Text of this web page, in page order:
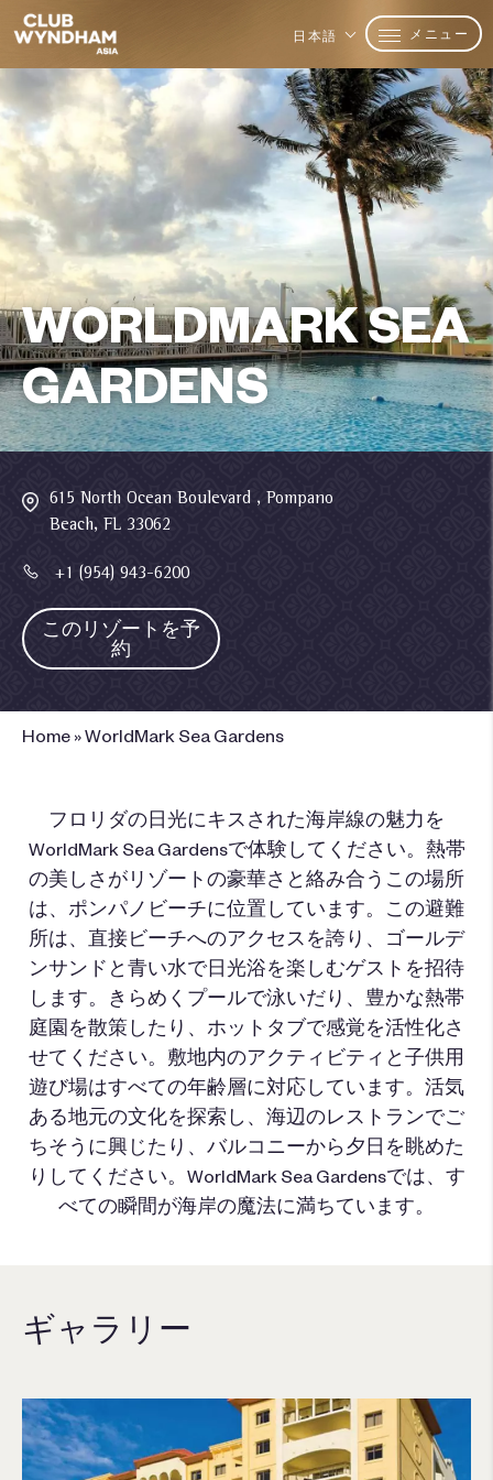
日本語 メニュー
WORLDMARK SEA
GARDENS
615 North Ocean Boulevard , Pompano
Beach, FL 33062
+1 (954) 943-6200
このリゾートを予
約
Home »WorldMark Sea Gardens
フロリダの日光にキスされた海岸線の魅力を
WorldMark Sea Gardensで体験してください。熱帯
の美しさがリゾートの豪華さと絡み合うこの場所
は、ポンパノビーチに位置しています。この避難
所は、直接ビーチへのアクセスを誇り、ゴールデ
ンサンドと青い水で日光浴を楽しむゲストを招待
します。きらめくプールで泳いだり、豊かな熱帯
庭園を散策したり、ホットタブで感覚を活性化さ
せてください。敷地内のアクティビティと子供用
遊び場はすべての年齢層に対応しています。活気
ある地元の文化を探索し、海辺のレストランでご
ちそうに興じたり、バルコニーから夕日を眺めた
りしてください。WorldMark Sea Gardensでは、す
べての瞬間が海岸の魔法に満ちています。
ギャラリー